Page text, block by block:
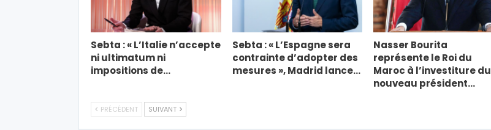
Sebta : « L’Italie n’accepte
ni ultimatum ni
impositions de…
Sebta : « L’Espagne sera
contrainte d’adopter des
mesures », Madrid lance…
Nasser Bourita
représente le Roi du
Maroc à l’investiture du
nouveau président…
PRÉCÉDENT SUIVANT